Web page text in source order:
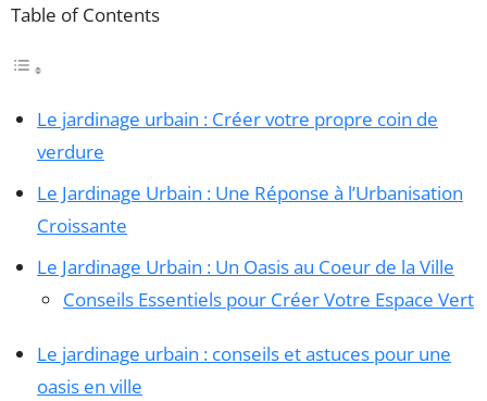
Table of Contents
Le jardinage urbain : Créer votre propre coin de
verdure
Le Jardinage Urbain : Une Réponse à l’Urbanisation
Croissante
Le Jardinage Urbain : Un Oasis au Coeur de la Ville
Conseils Essentiels pour Créer Votre Espace Vert
Le jardinage urbain : conseils et astuces pour une
oasis en ville